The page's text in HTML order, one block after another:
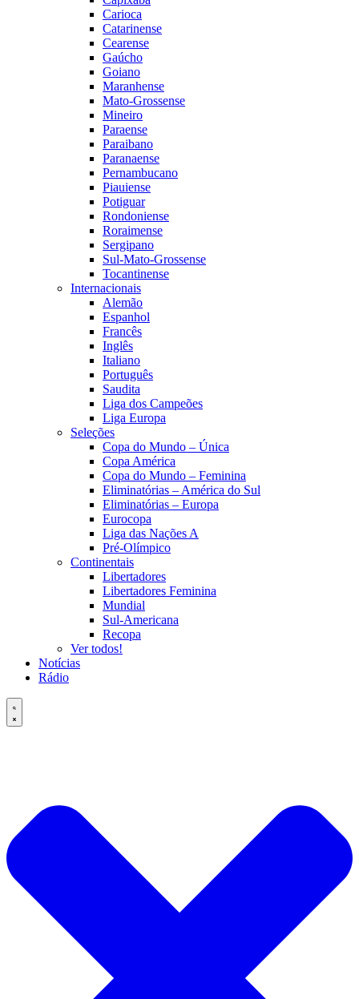
Carioca
Catarinense
Cearense
Gaúcho
Goiano
Maranhense
Mato-Grossense
Mineiro
Paraense
Paraibano
Paranaense
Pernambucano
Piauiense
Potiguar
Rondoniense
Roraimense
Sergipano
Sul-Mato-Grossense
Tocantinense
Internacionais
Alemão
Espanhol
Francês
Inglês
Italiano
Português
Saudita
Liga dos Campeões
Liga Europa
Seleções
Copa do Mundo – Única
Copa América
Copa do Mundo – Feminina
Eliminatórias – América do Sul
Eliminatórias – Europa
Eurocopa
Liga das Nações A
Pré-Olímpico
Continentais
Libertadores
Libertadores Feminina
Mundial
Sul-Americana
Recopa
Ver todos!
Notícias
Rádio